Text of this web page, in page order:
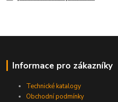
Informace pro zákazníky
Technické katalogy
Obchodní podmínky